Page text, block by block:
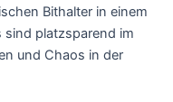
Bithalter in einem
sind platzsparend im
und Chaos in der